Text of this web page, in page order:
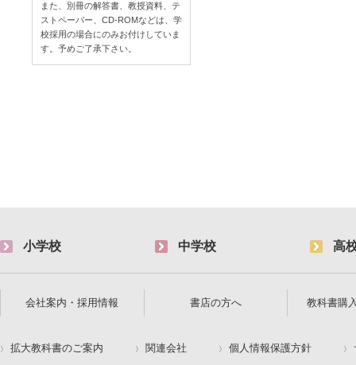
また、別冊の解答書、教授資料、テ
ストペーパー、CD-ROMなどは、学
校採用の場合にのみお付けしていま
す。予めご了承下さい。
小学校 中学校 高
会社案内・採用情報 書店の方へ 教科書購
拡大教科書のご案内 関連会社 個人情報保護方針